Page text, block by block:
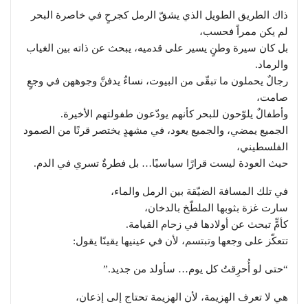
ذاك الطريق الطويل الذي يشقّ الرمل كجرحٍ في خاصرة البحر
لم يكن ممراً فحسب،
بل كان سيرة وطنٍ يسير على قدميه، يبحث عن ذاته بين الغياب
والرماد.
رجالٌ يحملون ما تبقّى من البيوت، نساءٌ يدفنَّ وجوههن في وجعٍ
صامت،
وأطفالٌ يلوّحون للبحر كأنهم يودّعون طفولتهم الأخيرة.
الجميع يمضي، والجميع يعود، في مشهدٍ يختصر قرنًا من الصمود
الفلسطيني،
حيث العودة ليست قرارًا سياسيًا… بل فطرةٌ تسري في الدم.
في تلك المسافة الضيّقة بين الرمل والماء،
سارت غزة بثوبها الملطّخ بالدخان،
كأمٍّ تبحث عن أولادها في زحام القيامة.
تتعكّز على وجعها وتبتسم، لأن في عينيها يقينًا يقول:
“حتى لو أُحرِقتُ كل يوم… سأولد من جديد.”
هي لا تعرف الهزيمة، لأن الهزيمة تحتاج إلى إذعان،